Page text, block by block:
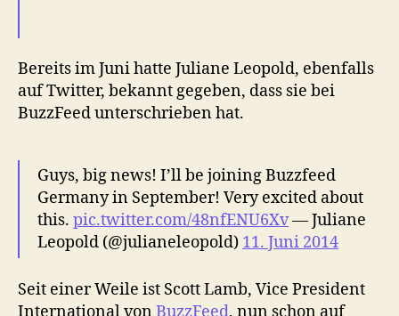
Bereits im Juni hatte Juliane Leopold, ebenfalls
auf Twitter, bekannt gegeben, dass sie bei
BuzzFeed unterschrieben hat.
Guys, big news! I’ll be joining Buzzfeed
Germany in September! Very excited about
this. pic.twitter.com/48nfENU6Xv— Juliane
Leopold (@julianeleopold) 11. Juni 2014
Seit einer Weile ist Scott Lamb, Vice President
International vonBuzzFeed, nun schon auf